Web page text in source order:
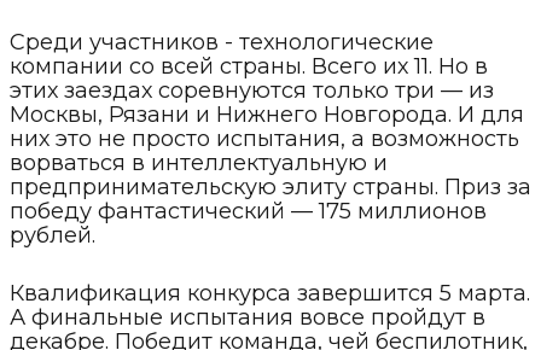
Среди участников - технологические
компании со всей страны. Всего их 11. Но в
этих заездах соревнуются только три — из
Москвы, Рязани и Нижнего Новгорода. И для
них это не просто испытания, а возможность
ворваться в интеллектуальную и
предпринимательскую элиту страны. Приз за
победу фантастический — 175 миллионов
рублей.
Квалификация конкурса завершится 5 марта.
А финальные испытания вовсе пройдут в
декабре. Победит команда, чей беспилотник,